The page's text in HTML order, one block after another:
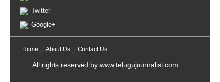
Twitter
Google+
Home About Us Contact Us
All rights reserved by www.telugujournalist.com